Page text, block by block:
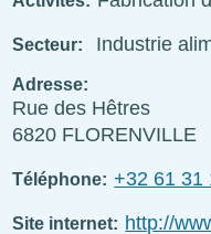
Secteur Industrie
Adresse
Rue des Hêtres
6820 FLORENVILLE
Téléphone +32 61 31
Site internet http://